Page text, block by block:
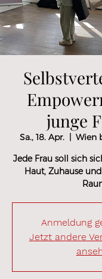
junge
Sa., 18. Apr.
  |
Wien
Jede Frau soll sich
Haut, Zuhause
Anmeldung
Jetzt andere